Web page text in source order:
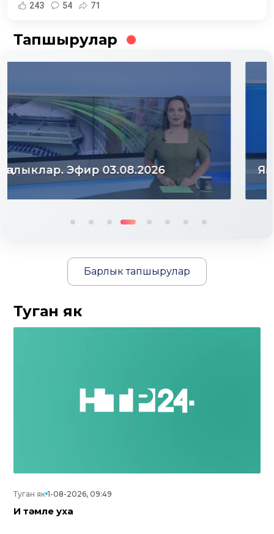
243 54 71
Тапшырулар
Яңалыклар. Эфир 31.07.2026
Барлык тапшырулар
Туган як
Туган як 1-08-2026, 09:49
Иң тәмле уха